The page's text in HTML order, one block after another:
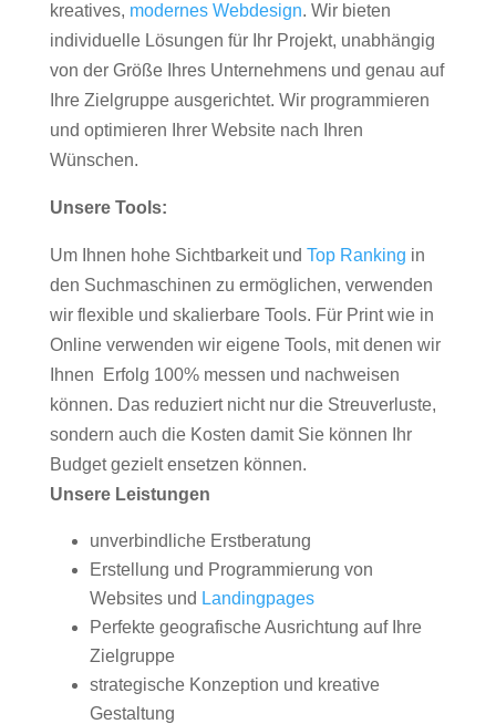
kreatives, modernes Webdesign. Wir bieten
individuelle Lösungen für Ihr Projekt, unabhängig
von der Größe Ihres Unternehmens und genau auf
Ihre Zielgruppe ausgerichtet. Wir programmieren
und optimieren Ihrer Website nach Ihren
Wünschen.
Unsere Tools:
Um Ihnen hohe Sichtbarkeit und Top Ranking in
den Suchmaschinen zu ermöglichen, verwenden
wir flexible und skalierbare Tools. Für Print wie in
Online verwenden wir eigene Tools, mit denen wir
Ihnen Erfolg 100% messen und nachweisen
können. Das reduziert nicht nur die Streuverluste,
sondern auch die Kosten damit Sie können Ihr
Budget gezielt ensetzen können.
Unsere Leistungen
unverbindliche Erstberatung
Erstellung und Programmierung von
Websites und Landingpages
Perfekte geografische Ausrichtung auf Ihre
Zielgruppe
strategische Konzeption und kreative
Gestaltung